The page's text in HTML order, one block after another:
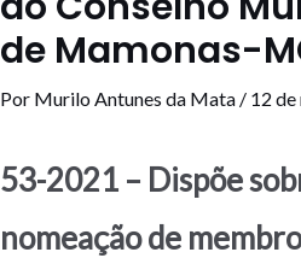
de Mamonas-
Por Murilo Antunes da Mata / 12
53-2021 – Dispõe
nomeação de